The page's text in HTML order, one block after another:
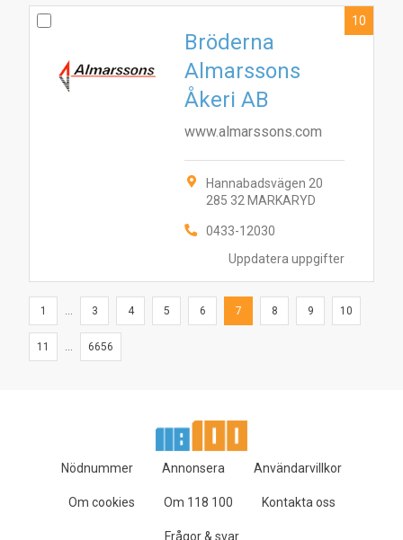
Uppdatera uppgifter
Bröderna
Almarssons
Åkeri AB
www.almarssons.com
Hannabadsvägen 20
285 32 MARKARYD
0433-12030
10
1 ... 3 4 5 6 7 8 9 10
11 ... 6656
Nödnummer Annonsera Användarvillkor
Om cookies Om 118 100 Kontakta oss
Frågor & svar